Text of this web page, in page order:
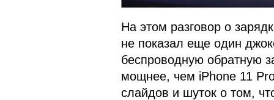
На этом разговор о
не показал еще один
беспроводную обратную
мощнее, чем iPhone 11
слайдов и шуток о том,